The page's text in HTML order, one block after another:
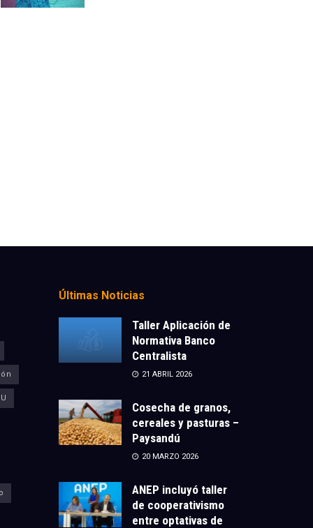
Últimas Noticias
Taller Aplicación de
Normativa Banco
Centralista
21 ABRIL 2026
Cosecha de granos,
cereales y pasturas –
Paysandú
20 MARZO 2026
ANEP incluyó taller
de cooperativismo
entre optativas de